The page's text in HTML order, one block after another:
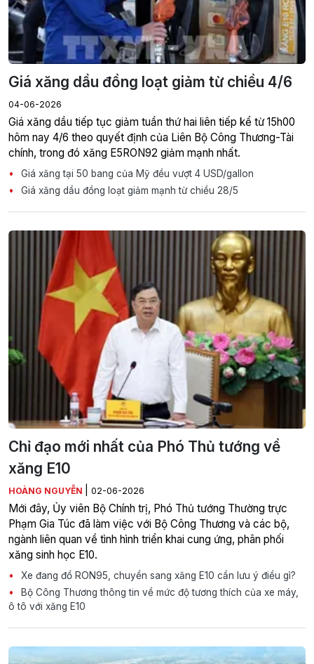
Giá xăng dầu đồng loạt giảm từ chiều 4/6
04-06-2026
Giá xăng dầu tiếp tục giảm tuần thứ hai liên tiếp kể từ 15h00
hôm nay 4/6 theo quyết định của Liên Bộ Công Thương-Tài
chính, trong đó xăng E5RON92 giảm mạnh nhất.
Giá xăng tại 50 bang của Mỹ đều vượt 4 USD/gallon
Giá xăng dầu đồng loạt giảm mạnh từ chiều 28/5
Chỉ đạo mới nhất của Phó Thủ tướng về
xăng E10
HOÀNG NGUYỄN 02-06-2026
Mới đây, Ủy viên Bộ Chính trị, Phó Thủ tướng Thường trực
Phạm Gia Túc đã làm việc với Bộ Công Thương và các bộ,
ngành liên quan về tình hình triển khai cung ứng, phân phối
xăng sinh học E10.
Xe đang đổ RON95, chuyển sang xăng E10 cần lưu ý điều gì?
Bộ Công Thương thông tin về mức độ tương thích của xe máy,
ô tô với xăng E10